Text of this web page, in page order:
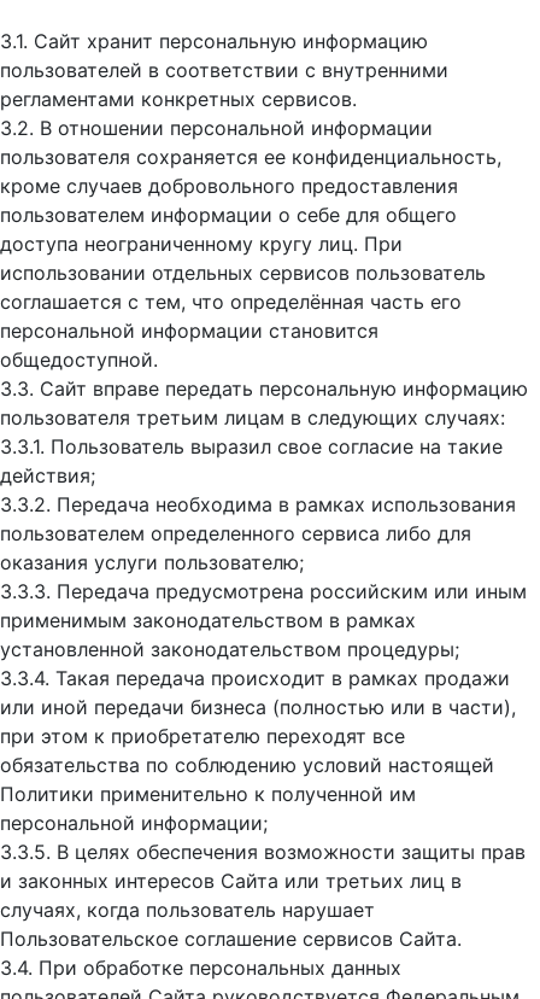
3.1. Сайт хранит персональную информацию
пользователей в соответствии с внутренними
регламентами конкретных сервисов.
3.2. В отношении персональной информации
пользователя сохраняется ее конфиденциальность,
кроме случаев добровольного предоставления
пользователем информации о себе для общего
доступа неограниченному кругу лиц. При
использовании отдельных сервисов пользователь
соглашается с тем, что определённая часть его
персональной информации становится
общедоступной.
3.3. Сайт вправе передать персональную информацию
пользователя третьим лицам в следующих случаях:
3.3.1. Пользователь выразил свое согласие на такие
действия;
3.3.2. Передача необходима в рамках использования
пользователем определенного сервиса либо для
оказания услуги пользователю;
3.3.3. Передача предусмотрена российским или иным
применимым законодательством в рамках
установленной законодательством процедуры;
3.3.4. Такая передача происходит в рамках продажи
или иной передачи бизнеса (полностью или в части),
при этом к приобретателю переходят все
обязательства по соблюдению условий настоящей
Политики применительно к полученной им
персональной информации;
3.3.5. В целях обеспечения возможности защиты прав
и законных интересов Сайта или третьих лиц в
случаях, когда пользователь нарушает
Пользовательское соглашение сервисов Сайта.
3.4. При обработке персональных данных